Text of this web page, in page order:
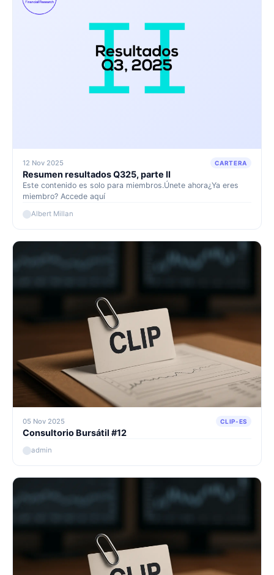
12 Nov 2025 CARTERA
Resumen resultados Q325, parte II
Este contenido es solo para miembros.Únete ahora¿Ya eres
miembro? Accede aquí
Albert Millan
05 Nov 2025 CLIP-ES
Consultorio Bursátil #12
admin